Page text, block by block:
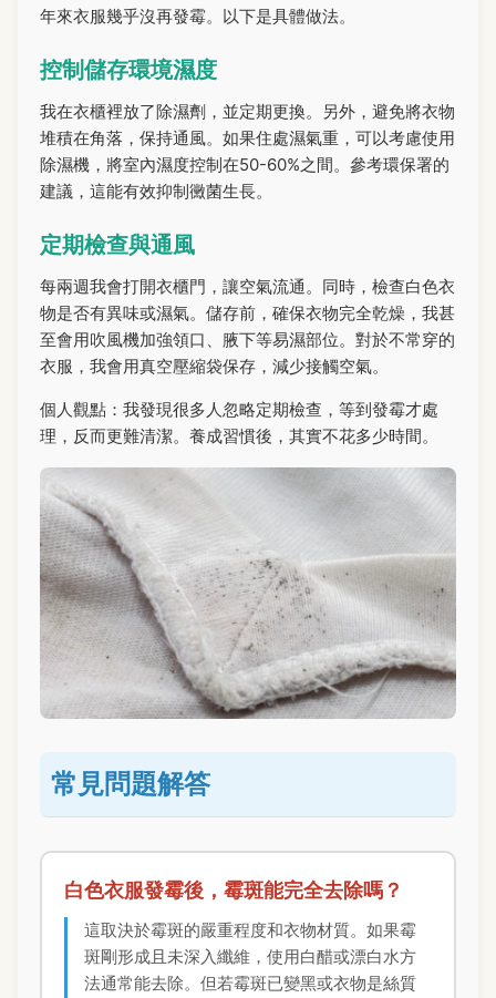
年來衣服幾乎沒再發霉。以下是具體做法。
控制儲存環境濕度
我在衣櫃裡放了除濕劑，並定期更換。另外，避免將衣物
堆積在角落，保持通風。如果住處濕氣重，可以考慮使用
除濕機，將室內濕度控制在50-60%之間。參考環保署的
建議，這能有效抑制黴菌生長。
定期檢查與通風
每兩週我會打開衣櫃門，讓空氣流通。同時，檢查白色衣
物是否有異味或濕氣。儲存前，確保衣物完全乾燥，我甚
至會用吹風機加強領口、腋下等易濕部位。對於不常穿的
衣服，我會用真空壓縮袋保存，減少接觸空氣。
個人觀點：我發現很多人忽略定期檢查，等到發霉才處
理，反而更難清潔。養成習慣後，其實不花多少時間。
常見問題解答
白色衣服發霉後，霉斑能完全去除嗎？
這取決於霉斑的嚴重程度和衣物材質。如果霉
斑剛形成且未深入纖維，使用白醋或漂白水方
法通常能去除。但若霉斑已變黑或衣物是絲質